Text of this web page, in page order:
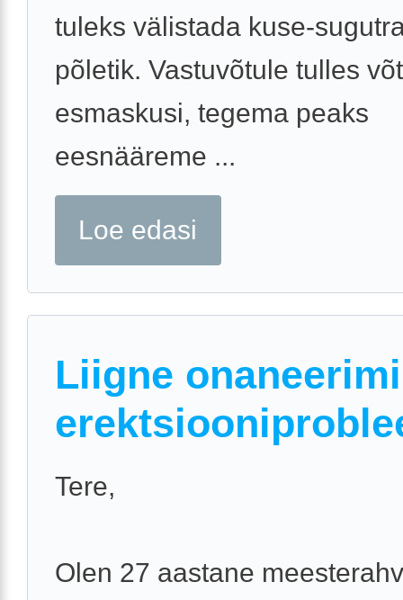
tuleks välistada kuse-
põletik. Vastuvõtule tulles
esmaskusi, tegema peaks
eesnääreme ...
Loe edasi
Liigne
Tere,
Olen 27 aastane